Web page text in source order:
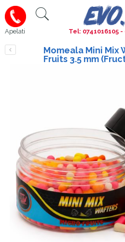
Apelati Tel: 0741016105
Momeala Mini Mix
Fruits 3.5 mm